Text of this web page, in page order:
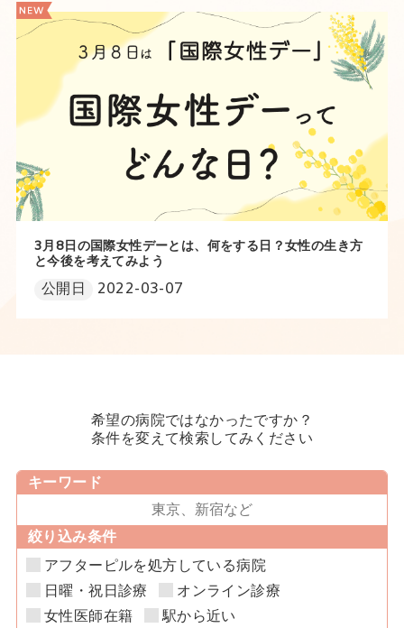
3月8日の国際女性デーとは、何をする日？女性の生き方
と今後を考えてみよう
公開日 2022-03-07
希望の病院ではなかったですか？
条件を変えて検索してみください
キーワード
絞り込み条件
アフターピルを処方している病院
日曜・祝日診療
オンライン診療
女性医師在籍
駅から近い